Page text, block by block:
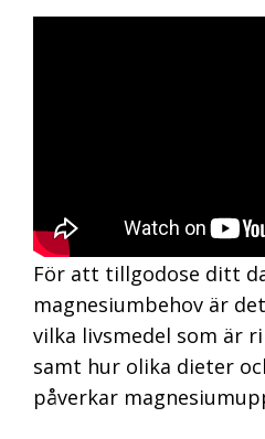
För att tillgodose ditt
magnesiumbehov är
vilka livsmedel som är
samt hur olika dieter
påverkar